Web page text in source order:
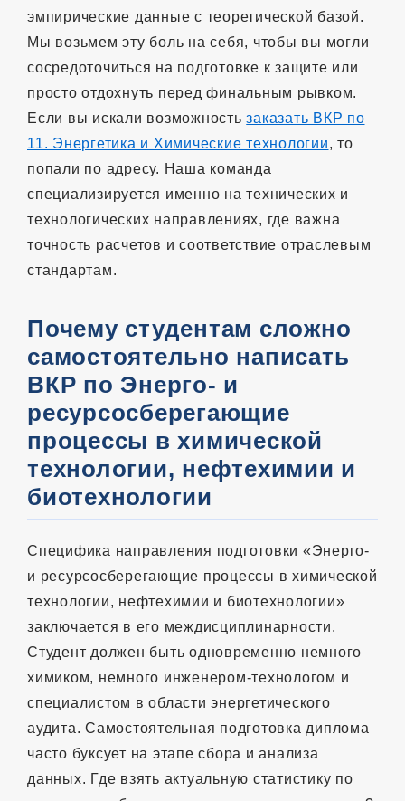
эмпирические данные с теоретической базой.
Мы возьмем эту боль на себя, чтобы вы могли
сосредоточиться на подготовке к защите или
просто отдохнуть перед финальным рывком.
Если вы искали возможностьзаказать ВКР по
11. Энергетика и Химические технологии, то
попали по адресу. Наша команда
специализируется именно на технических и
технологических направлениях, где важна
точность расчетов и соответствие отраслевым
стандартам.
Почему студентам сложно
самостоятельно написать
ВКР по Энерго- и
ресурсосберегающие
процессы в химической
технологии, нефтехимии и
биотехнологии
Специфика направления подготовки «Энерго-
и ресурсосберегающие процессы в химической
технологии, нефтехимии и биотехнологии»
заключается в его междисциплинарности.
Студент должен быть одновременно немного
химиком, немного инженером-технологом и
специалистом в области энергетического
аудита. Самостоятельная подготовка диплома
часто буксует на этапе сбора и анализа
данных. Где взять актуальную статистику по